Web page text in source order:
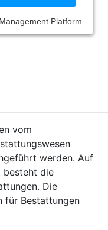
Platform
vom
werden. Auf
besteht die
Die
für Bestattungen